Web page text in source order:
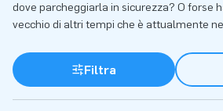
dove parcheggiarla in sicurezza? O forse
vecchio di altri tempi che è attualmente
Filtra